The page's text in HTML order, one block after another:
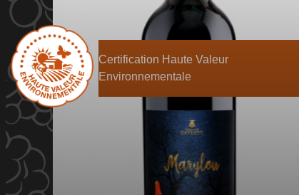
Certification Haute Valeur
Environnementale